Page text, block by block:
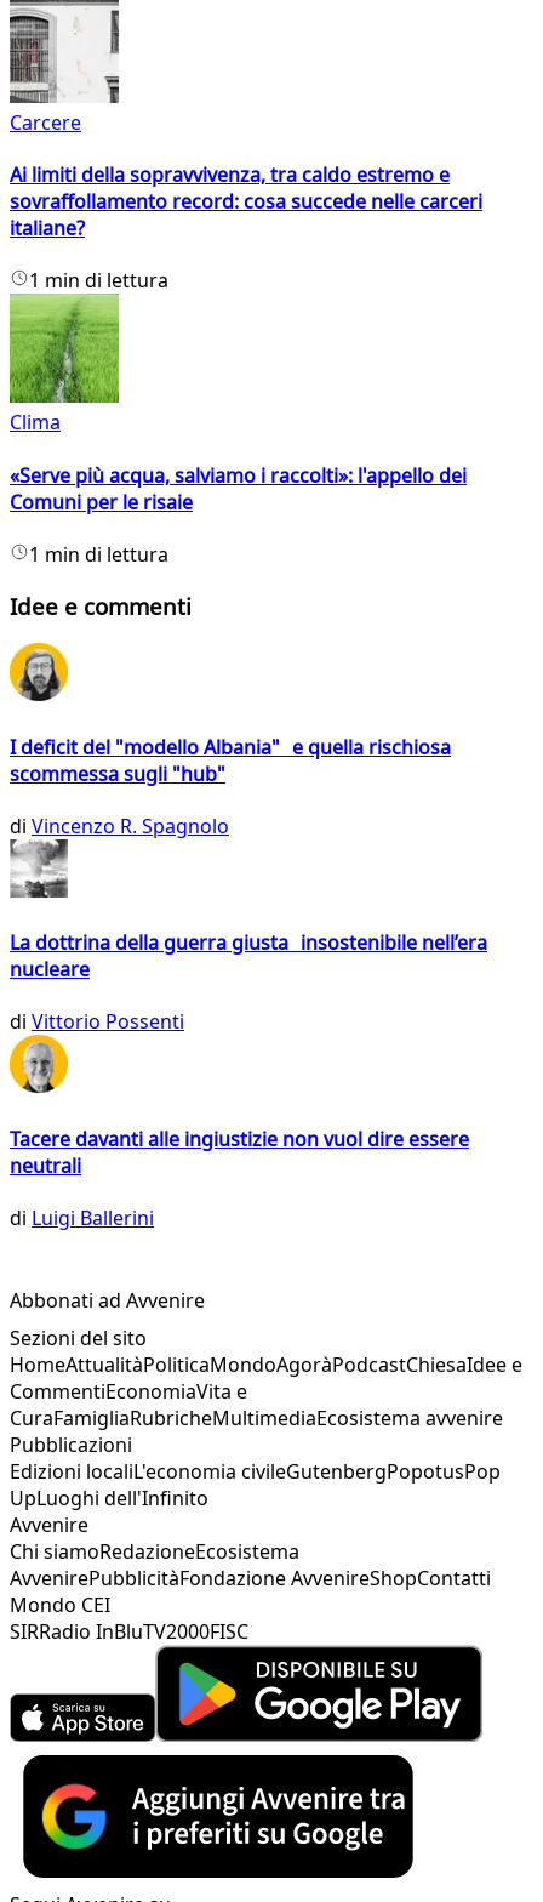
Carcere
Ai limiti della sopravvivenza, tra caldo estremo e
sovraffollamento record: cosa succede nelle carceri
italiane?
1 min di lettura
Clima
«Serve più acqua, salviamo i raccolti»: l'appello dei
Comuni per le risaie
1 min di lettura
Idee e commenti
I deficit del "modello Albania" e quella rischiosa
scommessa sugli "hub"
di Vincenzo R. Spagnolo
La dottrina della guerra giusta insostenibile nell’era
nucleare
di Vittorio Possenti
Tacere davanti alle ingiustizie non vuol dire essere
neutrali
di Luigi Ballerini
Abbonati ad Avvenire
Sezioni del sito
HomeAttualitàPoliticaMondoAgoràPodcastChiesaIdee e
CommentiEconomiaVita e
CuraFamigliaRubricheMultimediaEcosistema avvenire
Pubblicazioni
Edizioni localiL'economia civileGutenbergPopotusPop
UpLuoghi dell'Infinito
Avvenire
Chi siamoRedazioneEcosistema
AvvenirePubblicitàFondazione AvvenireShopContatti
Mondo CEI
SIRRadio InBluTV2000FISC